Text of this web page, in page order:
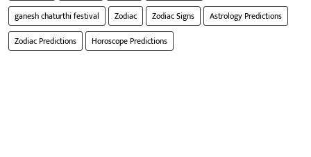
ganesh chaturthi festival Zodiac Zodiac Signs
Astrology Predictions
Zodiac Predictions
Horoscope Predictions